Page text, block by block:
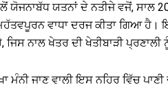
ਯੋਜਨਾਬੱਧ ਯਤਨਾਂ ਦੇ ਨਤੀਜੇ ਵਜੋਂ, ਸਾਲ
ਵਾਧਾ ਦਰਜ ਕੀਤਾ ਗਿਆ ਹੈ।
ਨਾਲ ਖੇਤਰ ਦੀ ਖੇਤੀਬਾੜੀ ਪ੍ਰਣਾਲੀ
ਮੰਨੀ ਜਾਣ ਵਾਲੀ ਇਸ ਨਹਿਰ ਵਿੱਚ